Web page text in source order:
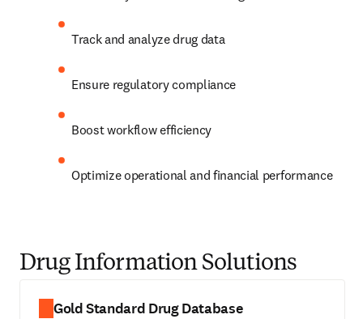
Track and analyze drug data
Ensure regulatory compliance
Boost workflow efficiency
Optimize operational and financial performance
Drug Information Solutions
Gold Standard Drug Database